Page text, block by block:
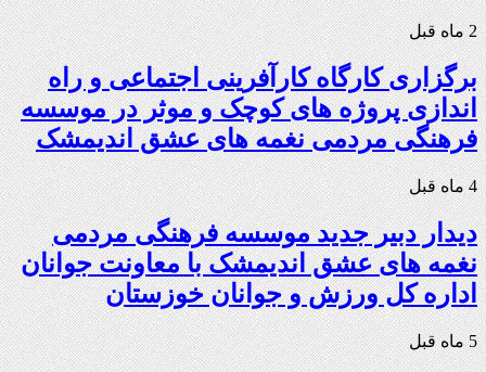
2 ماه قبل
برگزاری کارگاه کارآفرینی اجتماعی و راه
اندازی پروژه های کوچک و موثر در موسسه
فرهنگی مردمی نغمه های عشق اندیمشک
4 ماه قبل
دیدار دبیر جدید موسسه فرهنگی مردمی
نغمه های عشق اندیمشک با معاونت جوانان
اداره کل ورزش و جوانان خوزستان
5 ماه قبل